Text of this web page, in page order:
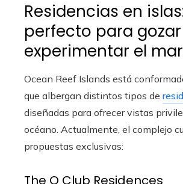
Residencias en
perfecto para
experimentar el mar
Ocean Reef Islands está
que albergan distintos tipos de
diseñadas para ofrecer vistas
océano. Actualmente, el complejo
propuestas exclusivas:
The O Club Residences